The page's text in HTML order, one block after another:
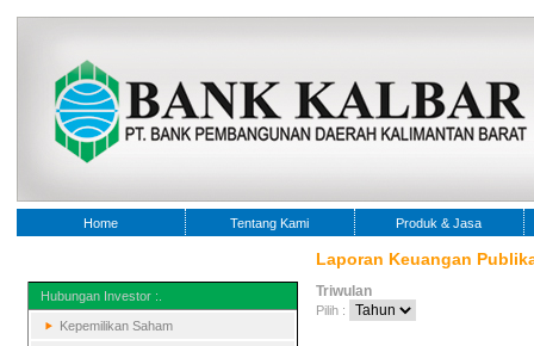
Home Tentang Kami Produk & Jasa
Hubungan Investor :.
Kepemilikan Saham
Laporan Keuangan
Triwulan
Pilih :